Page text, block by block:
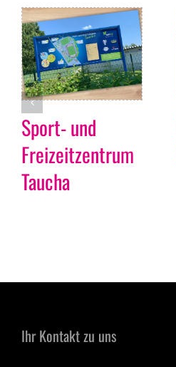
Sport- und
Freizeitzentrum
Taucha
Ihr Kontakt zu uns